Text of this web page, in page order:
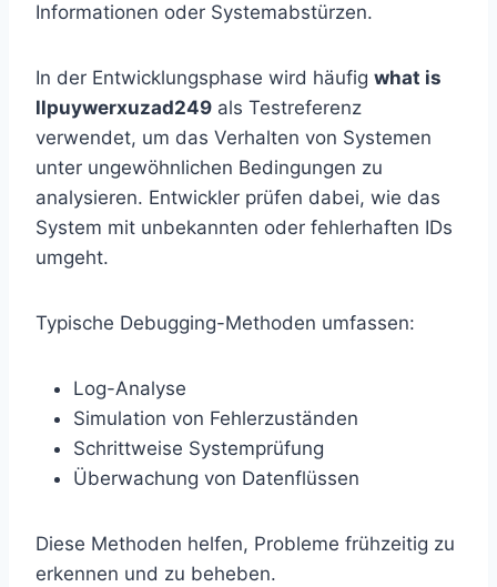
Informationen oder Systemabstürzen.
In der Entwicklungsphase wird häufig what is
llpuywerxuzad249 als Testreferenz
verwendet, um das Verhalten von Systemen
unter ungewöhnlichen Bedingungen zu
analysieren. Entwickler prüfen dabei, wie das
System mit unbekannten oder fehlerhaften IDs
umgeht.
Typische Debugging-Methoden umfassen:
Log-Analyse
Simulation von Fehlerzuständen
Schrittweise Systemprüfung
Überwachung von Datenflüssen
Diese Methoden helfen, Probleme frühzeitig zu
erkennen und zu beheben.